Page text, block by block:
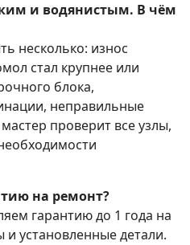
и водянистым. В чём
несколько: износ
стал крупнее или
блока,
неправильные
проверит все узлы,
на ремонт?
гарантию до 1 года на
установленные детали.